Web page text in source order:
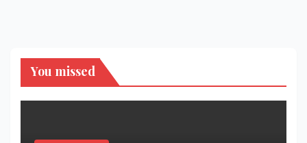
You missed